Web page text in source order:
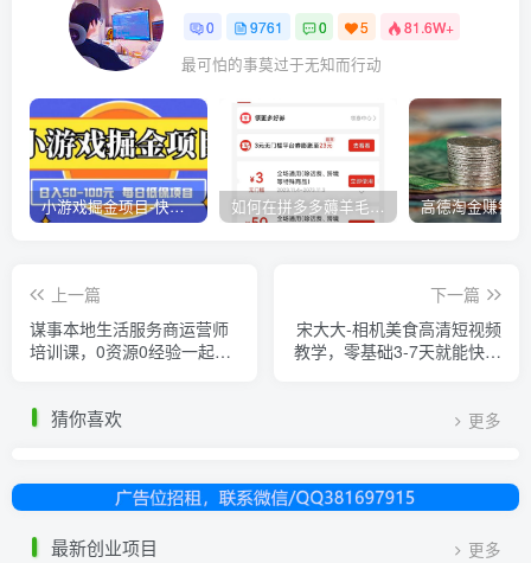
0 9761 0 5 81.6W+
最可怕的事莫过于无知而行动
小游戏掘金项目-快手商业养机教程（小游戏养机）
上一篇
谋事本地生活服务商运营师
培训课，0资源0经验一起玩
下一篇
宋大大-相机美食高清短视频
教学，零基础3-7天就能快速
猜你喜欢 更多
最新创业项目 更多